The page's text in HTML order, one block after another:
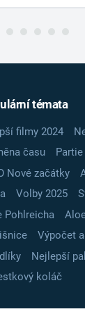
témata
filmy 2024
času Partie
Nové začátky
Volby 2025
Pohlreicha
Výpočet
Nejlepší
koláč